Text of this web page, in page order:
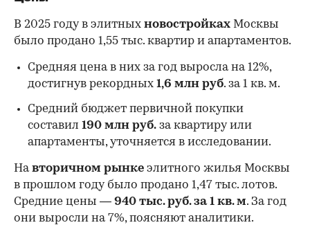
В 2025 году в элитных новостройках Москвы
было продано 1,55 тыс. квартир и апартаментов.
Средняя цена в них за год выросла на 12%,
достигнув рекордных 1,6 млн руб. за 1 кв. м.
Средний бюджет первичной покупки
составил 190 млн руб. за квартиру или
апартаменты, уточняется в исследовании.
Навторичном рынке элитного жилья Москвы
в прошлом году было продано 1,47 тыс. лотов.
Средние цены — 940 тыс. руб. за 1 кв. м. За год
они выросли на 7%, поясняют аналитики.